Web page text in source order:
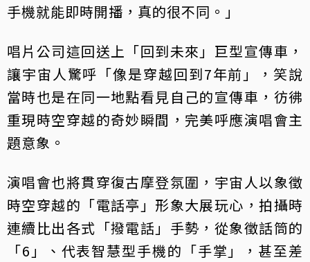
手機就能即時開播，真的很不同。」
唱片公司這回送上「回到未來」巨型宣傳車，
讓宇宙人驚呼「像是穿越回到7年前」，笑說
當時也是在同一地點看見自己的宣傳車，彷彿
重現時空穿越的奇妙瞬間，完美呼應演唱會主
題意象。
演唱會也將貫穿復古摩登氛圍，宇宙人以象徵
時空穿越的「電話亭」形象大展玩心，拍攝時
連續比出各式「撥電話」手勢，從象徵話筒的
「6」、代表智慧型手機的「手掌」，甚至差